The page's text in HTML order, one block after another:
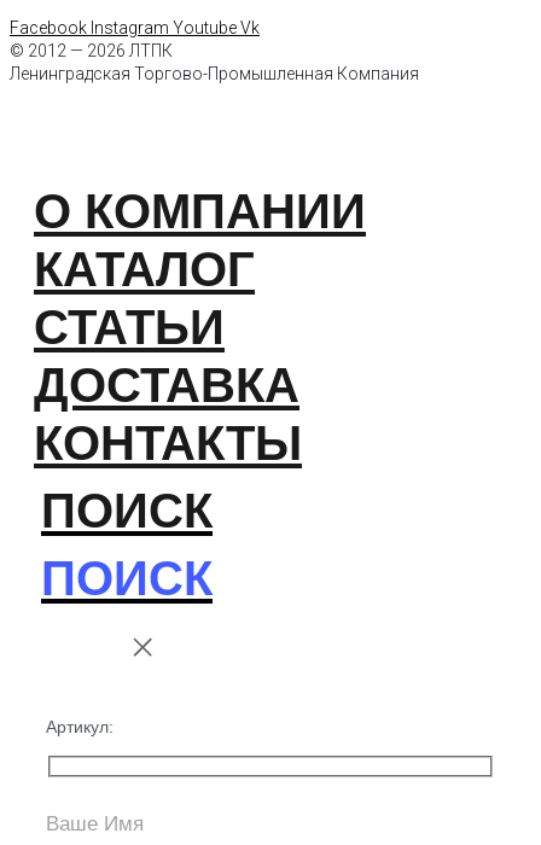
Facebook Instagram YoutubeVk
© 2012 — 2026 ЛТПК
Ленинградская Торгово-Промышленная Компания
О КОМПАНИИ
КАТАЛОГ
СТАТЬИ
ДОСТАВКА
КОНТАКТЫ
ПОИСК
ПОИСК
Артикул: